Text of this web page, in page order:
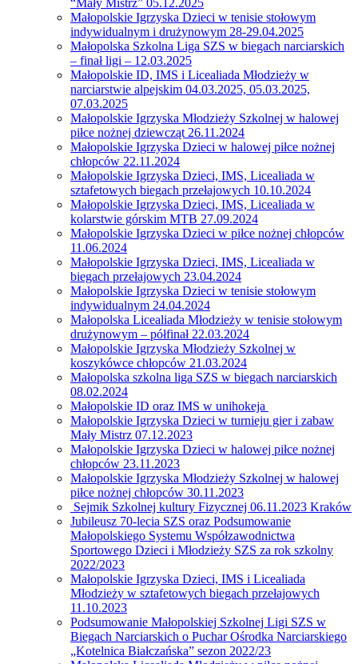
Małopolskie Igrzyska Dzieci w tenisie stołowym
indywidualnym i drużynowym 28-29.04.2025
Małopolska Szkolna Liga SZS w biegach narciarskich
– finał ligi – 12.03.2025
Małopolskie ID, IMS i Licealiada Młodzieży w
narciarstwie alpejskim 04.03.2025, 05.03.2025,
07.03.2025
Małopolskie Igrzyska Młodzieży Szkolnej w halowej
piłce nożnej dziewcząt 26.11.2024
Małopolskie Igrzyska Dzieci w halowej piłce nożnej
chłopców 22.11.2024
Małopolskie Igrzyska Dzieci, IMS, Licealiada w
sztafetowych biegach przełajowych 10.10.2024
Małopolskie Igrzyska Dzieci, IMS, Licealiada w
kolarstwie górskim MTB 27.09.2024
Małopolskie Igrzyska Dzieci w piłce nożnej chłopców
11.06.2024
Małopolskie Igrzyska Dzieci, IMS, Licealiada w
biegach przełajowych 23.04.2024
Małopolskie Igrzyska Dzieci w tenisie stołowym
indywidualnym 24.04.2024
Małopolska Licealiada Młodzieży w tenisie stołowym
drużynowym – półfinał 22.03.2024
Małopolskie Igrzyska Młodzieży Szkolnej w
koszykówce chłopców 21.03.2024
Małopolska szkolna liga SZS w biegach narciarskich
08.02.2024
Małopolskie ID oraz IMS w unihokeja
Małopolskie Igrzyska Dzieci w turnieju gier i zabaw
Mały Mistrz 07.12.2023
Małopolskie Igrzyska Dzieci w halowej piłce nożnej
chłopców 23.11.2023
Małopolskie Igrzyska Młodzieży Szkolnej w halowej
piłce nożnej chłopców 30.11.2023
Sejmik Szkolnej kultury Fizycznej 06.11.2023 Kraków
Jubileusz 70-lecia SZS oraz Podsumowanie
Małopolskiego Systemu Współzawodnictwa
Sportowego Dzieci i Młodzieży SZS za rok szkolny
2022/2023
Małopolskie Igrzyska Dzieci, IMS i Licealiada
Młodzieży w sztafetowych biegach przełajowych
11.10.2023
Podsumowanie Małopolskiej Szkolnej Ligi SZS w
Biegach Narciarskich o Puchar Ośrodka Narciarskiego
„Kotelnica Białczańska” sezon 2022/23